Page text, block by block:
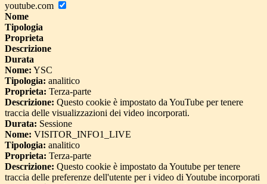
youtube.com
Nome
Tipologia
Proprieta
Descrizione
Durata
Nome: YSC
Tipologia: analitico
Proprieta: Terza-parte
Descrizione: Questo cookie è impostato da YouTube per tenere
traccia delle visualizzazioni dei video incorporati.
Durata: Sessione
Nome: VISITOR_INFO1_LIVE
Tipologia: analitico
Proprieta: Terza-parte
Descrizione: Questo cookie è impostato da Youtube per tenere
traccia delle preferenze dell'utente per i video di Youtube incorporati